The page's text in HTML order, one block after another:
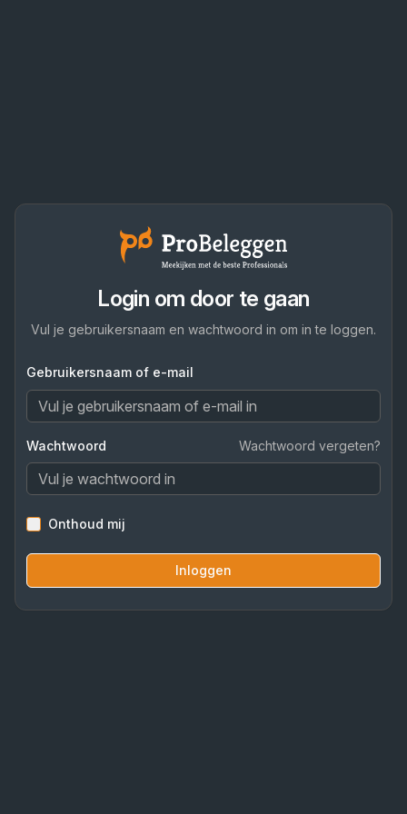
Login om door te gaan
Vul je gebruikersnaam en wachtwoord in om in te loggen.
Gebruikersnaam of e-mail
Wachtwoord Wachtwoord vergeten?
Onthoud mij
Inloggen